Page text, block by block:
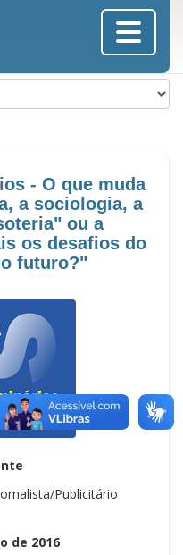
Menu
- O que muda
a sociologia, a
ou a
os desafios do
futuro?"
Publicitário
de 2016